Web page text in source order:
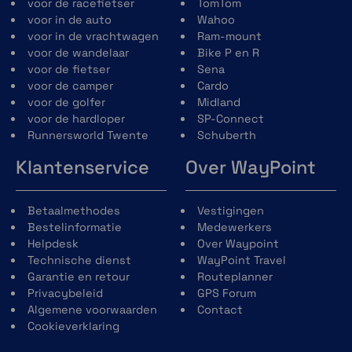
geïnstalleerd in de helmschaal
Nieuw Neckroll-concept voor
eenvoudiger onderhoud van de voering
en verbeterde aero-akoestiek-prestaties
en de mogelijkheid om de pasvorm aan te
passen dankzij het Schuberth Individual-
concept.
Nieuw kinvergrendelingsmechanisme
kunststof voor een lager gewicht en
winddeflector, nekrol, vizierafdichting en
helmstickers voor verbeterde
zichtbaarheid tijdens het rijden met
open en gesloten kinbak.
voor de racefietser
voor in de auto
voor in de vrachtwagen
voor de wandelaar
voor de fietser
voor de camper
voor de golfer
voor de hardloper
Runnersworld Twente
TomTom
Wahoo
Ram-mount
Bike P en R
Sena
Cardo
Midland
SP-Connect
Schuberth
Klantenservice
Betaalmethodes
Bestelinformatie
Helpdesk
Technische dienst
Garantie en retour
Privacybeleid
Algemene voorwaarden
Cookieverklaring
Over WayPoint
Vestigingen
Medewerkers
Over Waypoint
WayPoint Travel
Routeplanner
GPS Forum
Contact